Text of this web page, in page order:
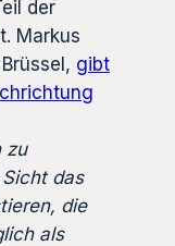
der
Markus
gibt
zu
das
die
als